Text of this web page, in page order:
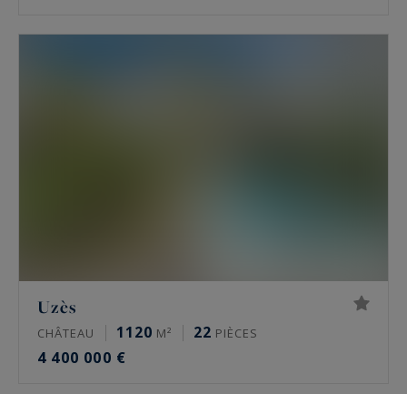
Uzès
CHÂTEAU 1120 M² 22 PIÈCES
4 400 000 €